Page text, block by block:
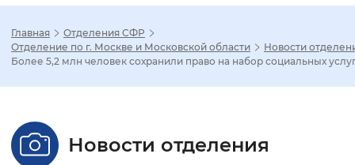
Настройка режима отображения
Стандартный Увеличенный
Главная
Отделения СФР
Отделение по г. Москве и Московской области
Новости
Более 5,2 млн человек сохранили право на набор социальных
Новости отделения